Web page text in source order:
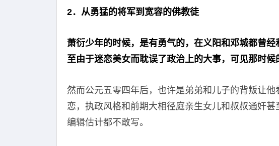
2．从勇猛的将军到宽容的佛教徒
萧衍少年的时候，是有勇气的，在义阳和邓城都曾
至由于迷恋美女而耽误了政治上的大事，可见那时候
然而公元五零四年后，也许是弟弟和儿子的背叛让
恋，执政风格和前期大相径庭亲生女儿和叔叔通奸
编辑估计都不敢写。